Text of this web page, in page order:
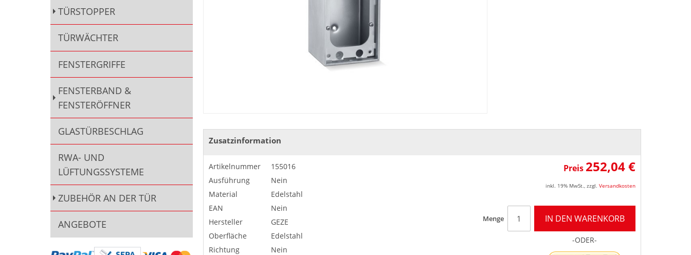
Zusatzinformation
Artikelnummer
155016
Ausführung
Nein
Material
Edelstahl
EAN
Nein
Hersteller
GEZE
Oberfläche
Edelstahl
Richtung
Nein
Preis 252,04 €
inkl. 19% MwSt. zzgl. Versandkosten
Menge IN DEN WARENKORB
-ODER-
TÜRSTOPPER
TÜRWÄCHTER
FENSTERGRIFFE
FENSTERBAND &
FENSTERÖFFNER
GLASTÜRBESCHLAG
RWA- UND
LÜFTUNGSSYSTEME
ZUBEHÖR AN DER TÜR
ANGEBOTE